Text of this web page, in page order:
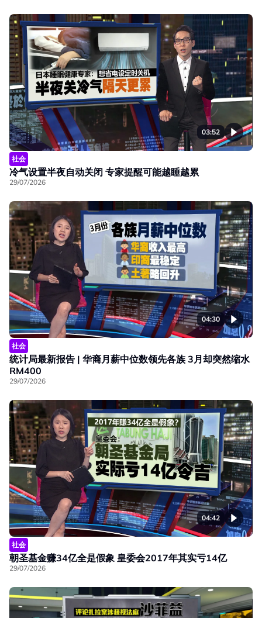
03:52
社会
冷气设置半夜自动关闭 专家提醒可能越睡越累
29/07/2026
04:30
社会
统计局最新报告 | 华裔月薪中位数领先各族 3月却突然缩水
RM400
29/07/2026
04:42
社会
朝圣基金赚34亿全是假象 皇委会2017年其实亏14亿
29/07/2026